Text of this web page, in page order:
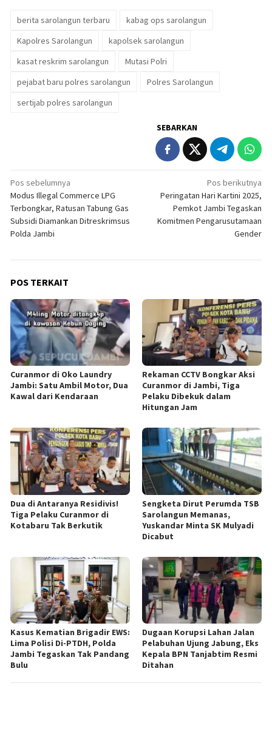
berita sarolangun terbaru
kabag ops sarolangun
Kapolres Sarolangun
kapolsek sarolangun
kasat reskrim sarolangun
Mutasi Polri
pejabat baru polres sarolangun
Polres Sarolangun
sertijab polres sarolangun
SEBARKAN
Navigasi
pos
Pos sebelumnya
Modus Illegal Commerce LPG
Terbongkar, Ratusan Tabung Gas
Subsidi Diamankan Ditreskrimsus
Polda Jambi
Pos berikutnya
Peringatan Hari Kartini 2025,
Pemkot Jambi Tegaskan
Komitmen Pengarusutamaan
Gender
POS TERKAIT
Curanmor di Oko Laundry
Jambi: Satu Ambil Motor, Dua
Kawal dari Kendaraan
Rekaman CCTV Bongkar Aksi
Curanmor di Jambi, Tiga
Pelaku Dibekuk dalam
Hitungan Jam
Dua di Antaranya Residivis!
Tiga Pelaku Curanmor di
Kotabaru Tak Berkutik
Sengketa Dirut Perumda TSB
Sarolangun Memanas,
Yuskandar Minta SK Mulyadi
Dicabut
Kasus Kematian Brigadir EWS:
Lima Polisi Di-PTDH, Polda
Jambi Tegaskan Tak Pandang
Bulu
Dugaan Korupsi Lahan Jalan
Pelabuhan Ujung Jabung, Eks
Kepala BPN Tanjabtim Resmi
Ditahan